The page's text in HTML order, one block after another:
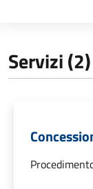
Servizi (2)